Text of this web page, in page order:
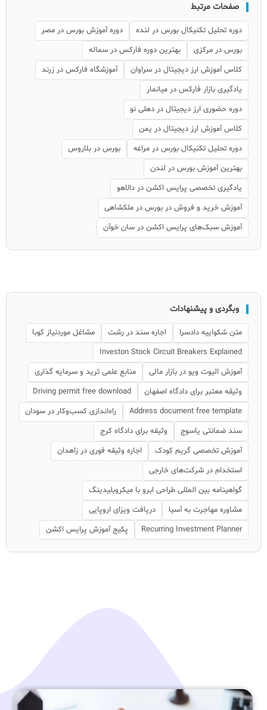
صفحات مرتبط
دوره تحلیل تکنیکال بورس در لنده
دوره آموزش بورس در مصر
بورس در مرکزی
بهترین دوره فارکس در سماله
کلاس آموزش ارز دیجیتال در سراوان
آموزشگاه فارکس در زرند
یادگیری بازار فارکس در میانمار
دوره حضوری ارز دیجیتال در دهلی نو
کلاس آموزش ارز دیجیتال در یمن
دوره تحلیل تکنیکال بورس در مراغه
بورس در بلاروس
بهترین آموزش بورس در لندن
یادگیری تخصصی پرایس اکشن در دالاهو
آموزش خرید و فروش در بورس در ملکشاهی
آموزش سبک‌های پرایس اکشن در سان خوآن
وبگردی و پیشنهادات
متن شکواییه دادسرا اجاره سند در رشت
مشاغل موردنیاز کوبا
Investon Stock Circuit Breakers Explained
آموزش الیوت ویو در بازار مالی
منابع علمی ترید و سرمایه گذاری
وثیقه معتبر برای دادگاه اصفهان
Driving permit free download
Address document free template
راه‌اندازی کسب‌وکار در سودان
سند ضمانتی یاسوج
وثیقه برای دادگاه کرج
آموزش تخصصی گریم کودک
اجاره وثیقه فوری در زاهدان
استخدام در شرکت‌های خارجی
گواهینامه بین المللی طراحی ابرو با میکروبلیدینگ
مشاوره مهاجرت به آسیا
دریافت ویزای اروپایی
Recurring Investment Planner
پکیج آموزش پرایس اکشن